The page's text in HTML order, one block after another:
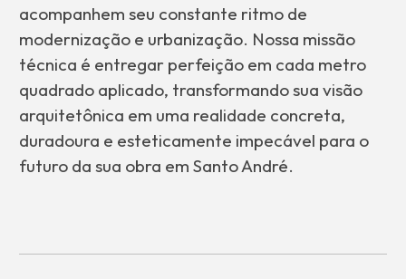
acompanhem seu constante ritmo de
modernização e urbanização. Nossa missão
técnica é entregar perfeição em cada metro
quadrado aplicado, transformando sua visão
arquitetônica em uma realidade concreta,
duradoura e esteticamente impecável para o
futuro da sua obra em Santo André.